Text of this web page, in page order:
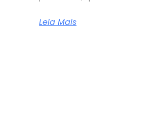
Leia Mais